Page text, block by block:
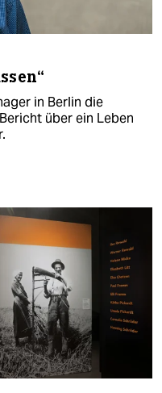
in Berlin die
über ein Leben